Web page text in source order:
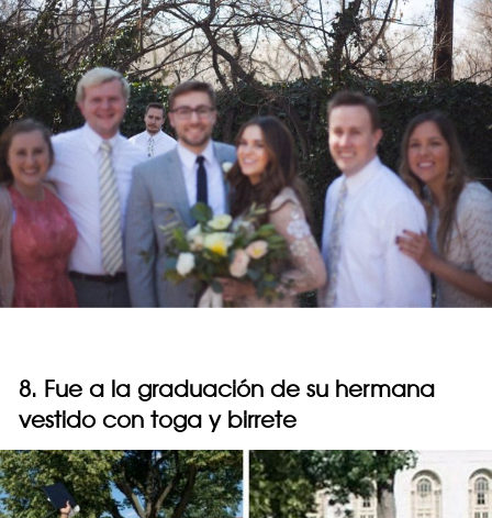
8. Fue a la graduación de su hermana
vestido con toga y birrete